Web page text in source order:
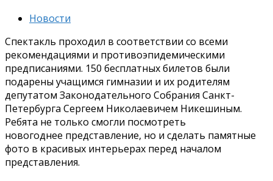
Новости
Спектакль проходил в соответствии со всеми
рекомендациями и противоэпидемическими
предписаниями. 150 бесплатных билетов были
подарены учащимся гимназии и их родителям
депутатом Законодательного Собрания Санкт-
Петербурга Сергеем Николаевичем Никешиным.
Ребята не только смогли посмотреть
новогоднее представление, но и сделать памятные
фото в красивых интерьерах перед началом
представления.